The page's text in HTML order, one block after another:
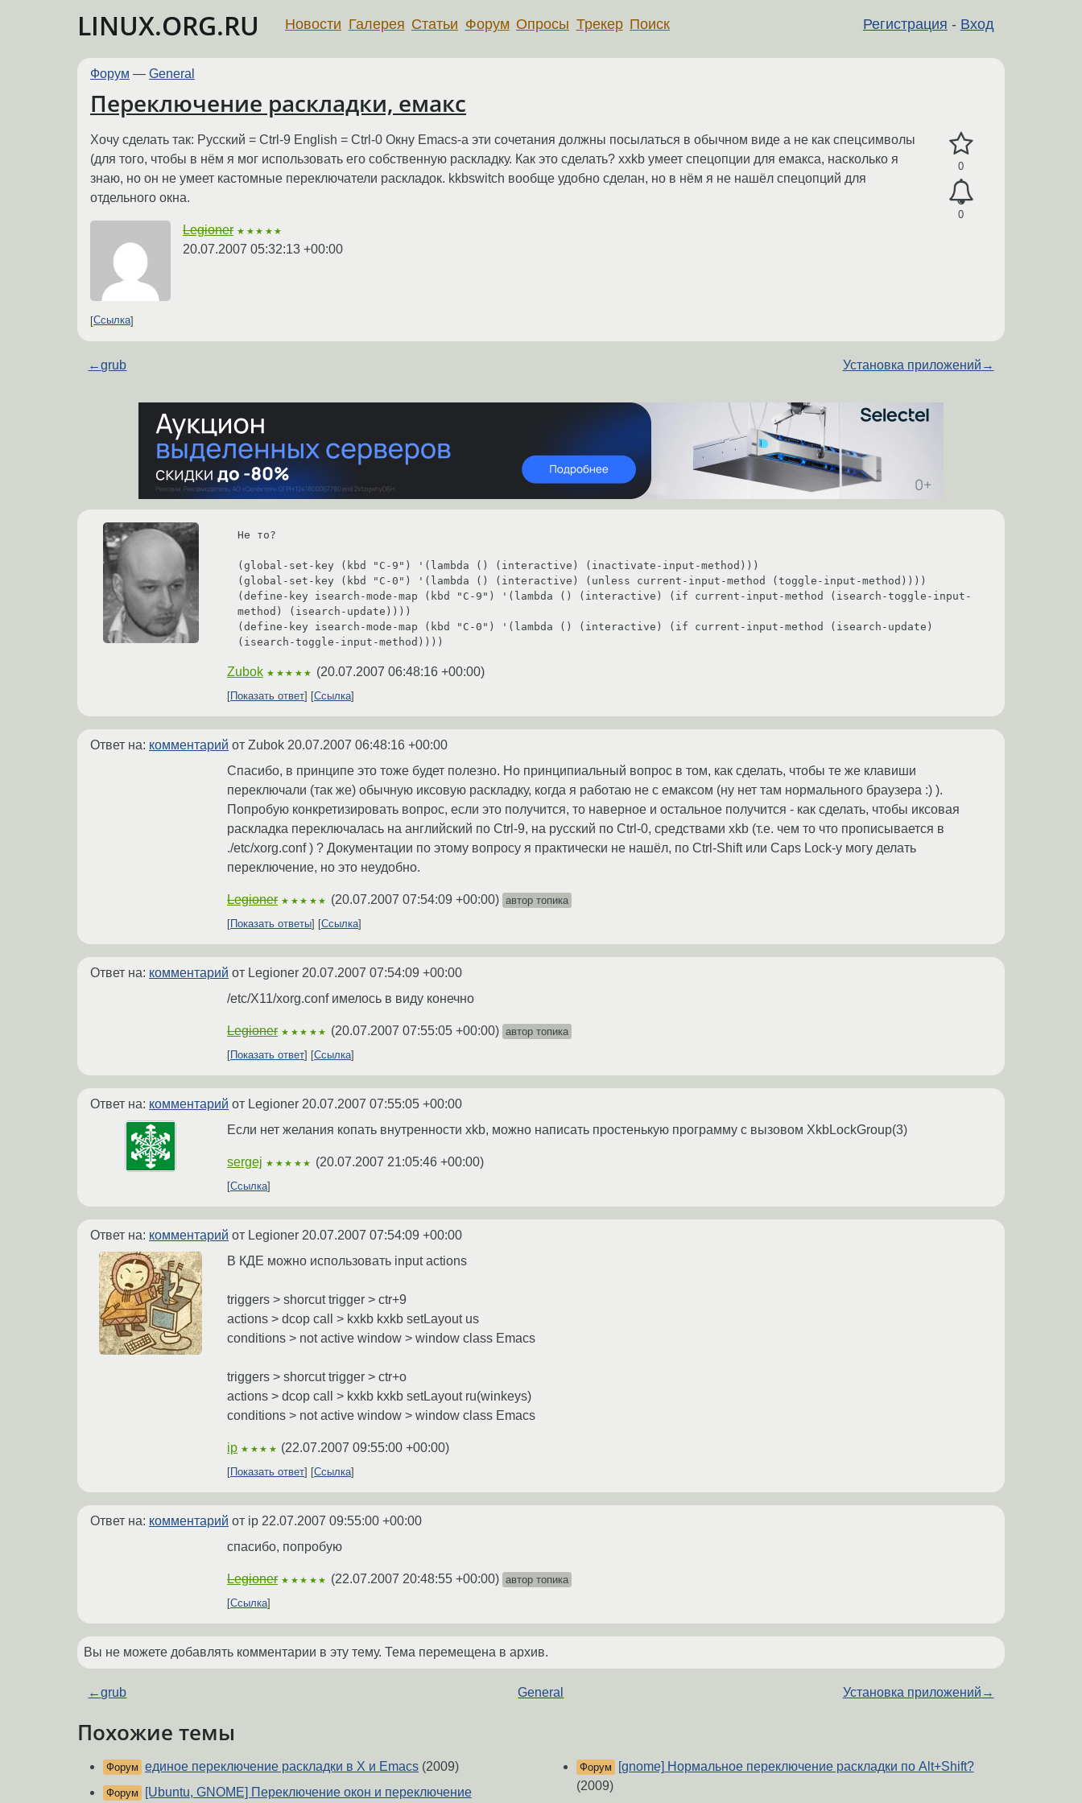
LINUX.ORG.RU Регистрация - Вход
Новости Галерея Статьи Форум Опросы Трекер Поиск
Форум — General
Переключение раскладки, емакс
0
0
Хочу сделать так: Русский = Ctrl-9 English = Ctrl-0 Окну Emacs-а эти сочетания должны посылаться в обычном виде а не как спецсимволы
(для того, чтобы в нём я мог использовать его собственную раскладку. Как это сделать? xxkb умеет спецопции для емакса, насколько я
знаю, но он не умеет кастомные переключатели раскладок. kkbswitch вообще удобно сделан, но в нём я не нашёл спецопций для
отдельного окна.
Legioner ★★★★★
20.07.2007 05:32:13 +00:00
Ссылка
←grub Установка приложений →
Не то?
(global-set-key (kbd "C-9") '(lambda () (interactive) (inactivate-input-method)))
(global-set-key (kbd "C-0") '(lambda () (interactive) (unless current-input-method (toggle-input-method))))
(define-key isearch-mode-map (kbd "C-9") '(lambda () (interactive) (if current-input-method (isearch-toggle-input-
method) (isearch-update))))
(define-key isearch-mode-map (kbd "C-0") '(lambda () (interactive) (if current-input-method (isearch-update)
(isearch-toggle-input-method))))
Zubok ★★★★★ (20.07.2007 06:48:16 +00:00)
Показать ответ Ссылка
Ответ на: комментарий от Zubok 20.07.2007 06:48:16 +00:00
Спасибо, в принципе это тоже будет полезно. Но принципиальный вопрос в том, как сделать, чтобы те же клавиши
переключали (так же) обычную иксовую раскладку, когда я работаю не с емаксом (ну нет там нормального браузера :) ).
Попробую конкретизировать вопрос, если это получится, то наверное и остальное получится - как сделать, чтобы иксовая
раскладка переключалась на английский по Ctrl-9, на русский по Ctrl-0, средствами xkb (т.е. чем то что прописывается в
./etc/xorg.conf ) ? Документации по этому вопросу я практически не нашёл, по Ctrl-Shift или Caps Lock-у могу делать
переключение, но это неудобно.
Legioner ★★★★★ (20.07.2007 07:54:09 +00:00) автор топика
Показать ответы
Ссылка
Ответ на: комментарий от Legioner 20.07.2007 07:54:09 +00:00
/etc/X11/xorg.conf имелось в виду конечно
Legioner ★★★★★ (20.07.2007 07:55:05 +00:00) автор топика
Показать ответ
Ссылка
Ответ на: комментарий от Legioner 20.07.2007 07:55:05 +00:00
Если нет желания копать внутренности xkb, можно написать простенькую программу с вызовом XkbLockGroup(3)
sergej ★★★★★ (20.07.2007 21:05:46 +00:00)
Ссылка
Ответ на: комментарий от Legioner 20.07.2007 07:54:09 +00:00
В КДЕ можно использовать input actions
triggers > shorcut trigger > ctr+9
actions > dcop call > kxkb kxkb setLayout us
conditions > not active window > window class Emacs
triggers > shorcut trigger > ctr+o
actions > dcop call > kxkb kxkb setLayout ru(winkeys)
conditions > not active window > window class Emacs
ip ★★★★ (22.07.2007 09:55:00 +00:00)
Показать ответ Ссылка
Ответ на: комментарий от ip 22.07.2007 09:55:00 +00:00
спасибо, попробую
Legioner ★★★★★ (22.07.2007 20:48:55 +00:00) автор топика
Ссылка
Вы не можете добавлять комментарии в эту тему. Тема перемещена в архив.
←grub General Установка приложений →
Похожие темы
Форум единое переключение раскладки в X и Emacs (2009)
Форум [Ubuntu, GNOME] Переключение окон и переключение
Форум
[gnome] Нормальное переключение раскладки по Alt+Shift?
(2009)